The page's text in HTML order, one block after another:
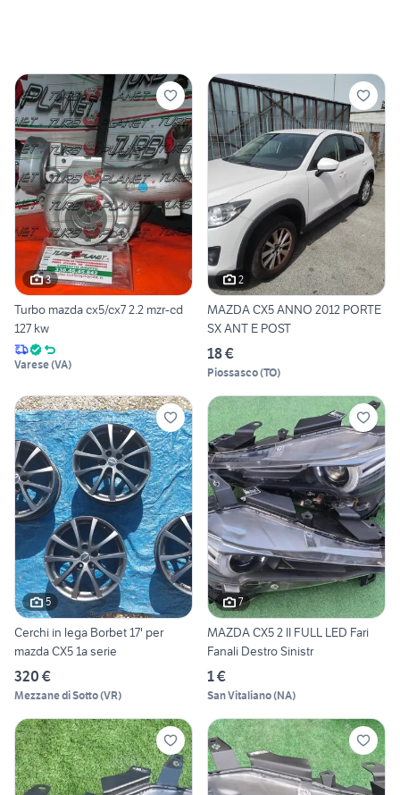
3
Turbo mazda cx5/cx7 2.2 mzr-cd
127 kw
Varese(VA)
2
MAZDA CX5 ANNO 2012 PORTE
SX ANT E POST
18 €
Piossasco(TO)
5
Cerchi in lega Borbet 17' per
mazda CX5 1a serie
320 €
Mezzane di Sotto(VR)
7
MAZDA CX5 2 II FULL LED Fari
Fanali Destro Sinistr
1 €
San Vitaliano(NA)